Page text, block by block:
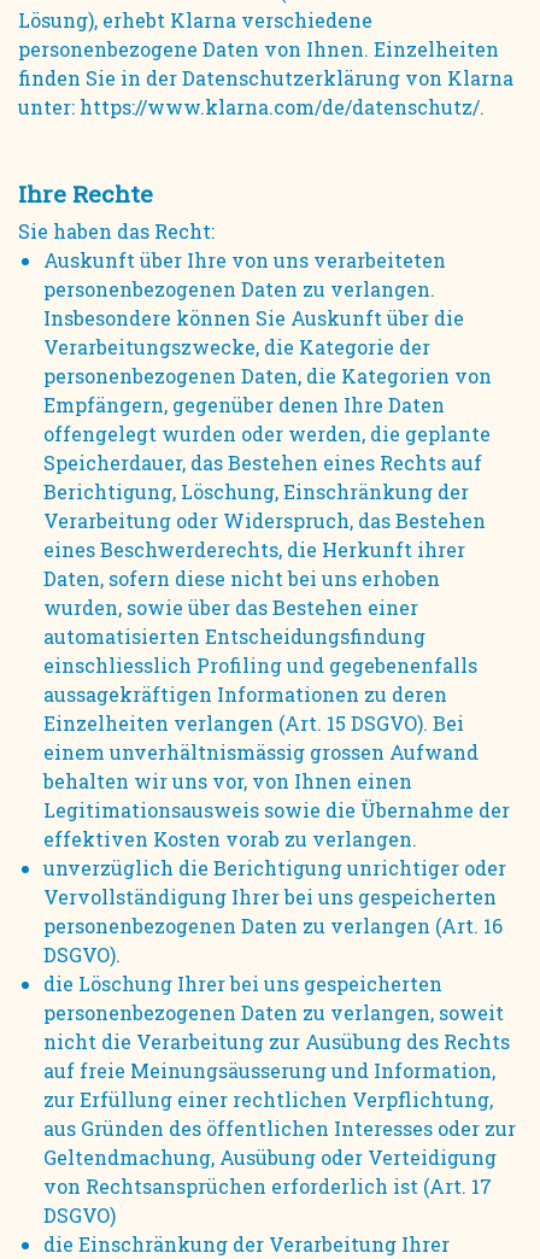
Lösung), erhebt Klarna verschiedene
personenbezogene Daten von Ihnen. Einzelheiten
finden Sie in der Datenschutzerklärung von Klarna
unter: https://www.klarna.com/de/datenschutz/.
Ihre Rechte
Sie haben das Recht:
Auskunft über Ihre von uns verarbeiteten
personenbezogenen Daten zu verlangen.
Insbesondere können Sie Auskunft über die
Verarbeitungszwecke, die Kategorie der
personenbezogenen Daten, die Kategorien von
Empfängern, gegenüber denen Ihre Daten
offengelegt wurden oder werden, die geplante
Speicherdauer, das Bestehen eines Rechts auf
Berichtigung, Löschung, Einschränkung der
Verarbeitung oder Widerspruch, das Bestehen
eines Beschwerderechts, die Herkunft ihrer
Daten, sofern diese nicht bei uns erhoben
wurden, sowie über das Bestehen einer
automatisierten Entscheidungsfindung
einschliesslich Profiling und gegebenenfalls
aussagekräftigen Informationen zu deren
Einzelheiten verlangen (Art. 15 DSGVO). Bei
einem unverhältnismässig grossen Aufwand
behalten wir uns vor, von Ihnen einen
Legitimationsausweis sowie die Übernahme der
effektiven Kosten vorab zu verlangen.
unverzüglich die Berichtigung unrichtiger oder
Vervollständigung Ihrer bei uns gespeicherten
personenbezogenen Daten zu verlangen (Art. 16
DSGVO).
die Löschung Ihrer bei uns gespeicherten
personenbezogenen Daten zu verlangen, soweit
nicht die Verarbeitung zur Ausübung des Rechts
auf freie Meinungsäusserung und Information,
zur Erfüllung einer rechtlichen Verpflichtung,
aus Gründen des öffentlichen Interesses oder zur
Geltendmachung, Ausübung oder Verteidigung
von Rechtsansprüchen erforderlich ist (Art. 17
DSGVO)
die Einschränkung der Verarbeitung Ihrer